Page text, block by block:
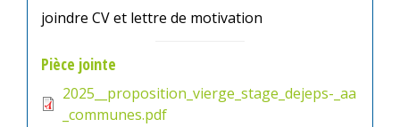
joindre CV et lettre de motivation
Pièce jointe
2025__proposition_vierge_stage_dejeps-_aa
_communes.pdf